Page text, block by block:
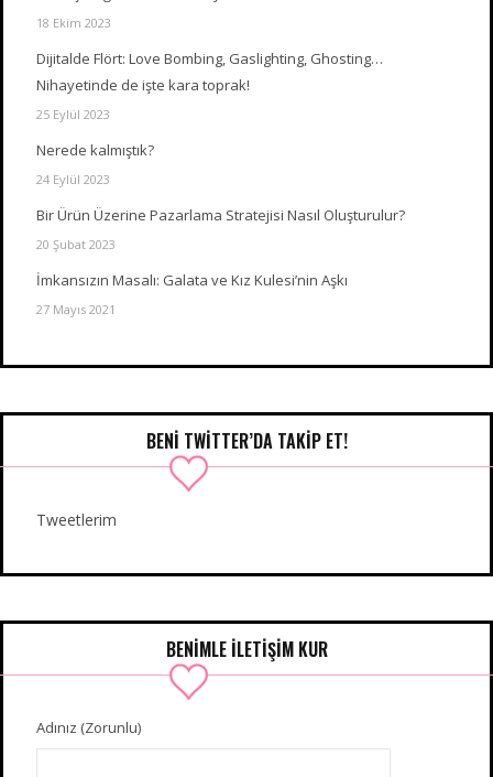
18 Ekim 2023
Dijitalde Flört: Love Bombing, Gaslighting, Ghosting…
Nihayetinde de işte kara toprak!
25 Eylül 2023
Nerede kalmıştık?
24 Eylül 2023
Bir Ürün Üzerine Pazarlama Stratejisi Nasıl Oluşturulur?
20 Şubat 2023
İmkansızın Masalı: Galata ve Kız Kulesi’nin Aşkı
27 Mayıs 2021
BENI TWITTER’DA TAKIP ET!
Tweetlerim
BENIMLE İLETIŞIM KUR
Adınız (Zorunlu)